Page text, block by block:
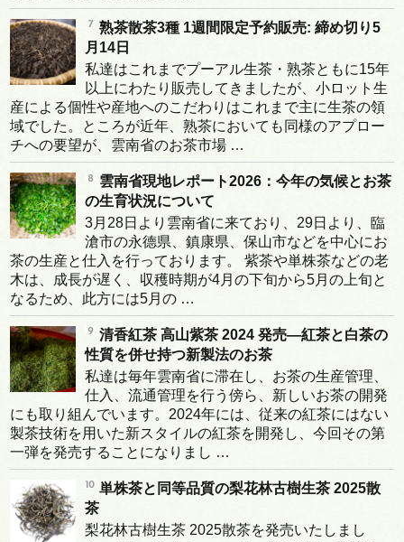
熟茶散茶3種 1週間限定予約販売: 締め切り5
月14日
私達はこれまでプーアル生茶・熟茶ともに15年
以上にわたり販売してきましたが、小ロット生
産による個性や産地へのこだわりはこれまで主に生茶の領
域でした。ところが近年、熟茶においても同様のアプロー
チへの要望が、雲南省のお茶市場 …
雲南省現地レポート2026：今年の気候とお茶
の生育状況について
3月28日より雲南省に来ており、29日より、臨
滄市の永德県、鎮康県、保山市などを中心にお
茶の生産と仕入を行っております。 紫茶や単株茶などの老
木は、成長が遅く、収穫時期が4月の下旬から5月の上旬と
なるため、此方には5月の …
清香紅茶 高山紫茶 2024 発売―紅茶と白茶の
性質を併せ持つ新製法のお茶
私達は毎年雲南省に滞在し、お茶の生産管理、
仕入、流通管理を行う傍ら、新しいお茶の開発
にも取り組んでいます。2024年には、従来の紅茶にはない
製茶技術を用いた新スタイルの紅茶を開発し、今回その第
一弾を発売することになりまし …
単株茶と同等品質の梨花林古樹生茶 2025散
茶
梨花林古樹生茶 2025散茶を発売いたしまし